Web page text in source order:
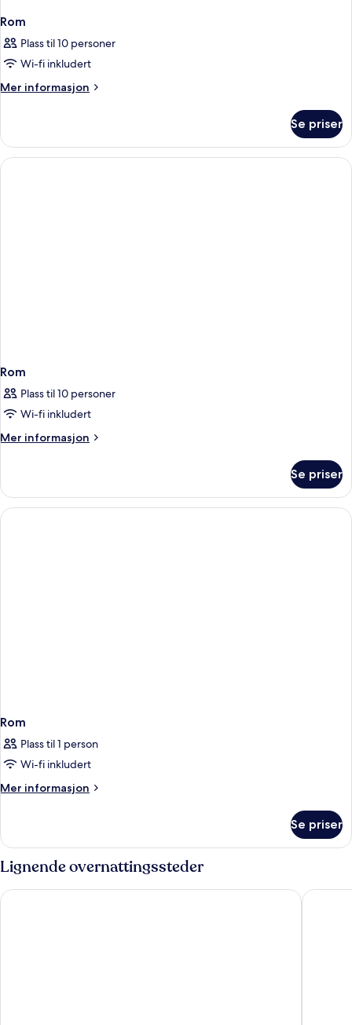
Rom
Plass til 10 personer
Wi-fi inkludert
Mer informasjon
Mer
Se priser
Rom
Plass til 10 personer
Wi-fi inkludert
Mer informasjon
Mer
Se priser
Rom
Plass til 1 person
Wi-fi inkludert
Mer informasjon
Mer
Se priser
Lignende overnattingssteder
Lara Barut Collection-Ultra All Inclusive